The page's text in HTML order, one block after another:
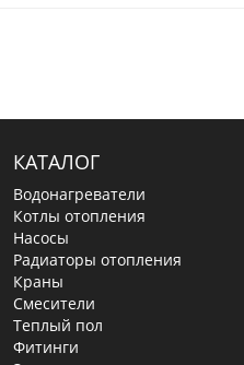
КАТАЛОГ
Водонагреватели
Котлы отопления
Насосы
Радиаторы отопления
Краны
Смесители
Теплый пол
Фитинги